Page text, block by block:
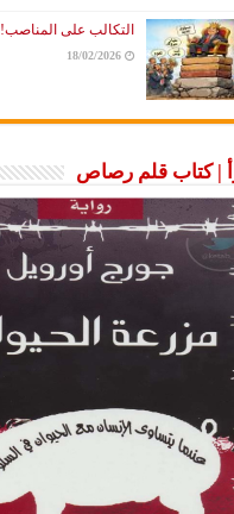
التكالب على المناصب!
18/02/2026
| كتاب قلم رصاص